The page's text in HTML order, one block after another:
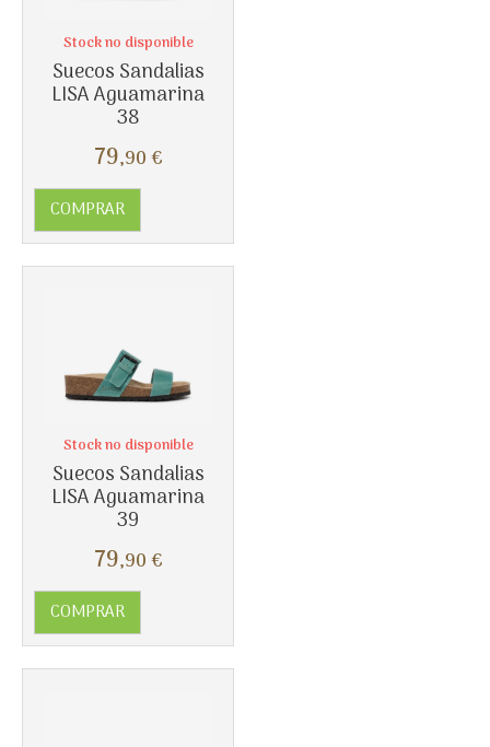
Suecos Sandalias
LISA Aguamarina
38
79,90 €
Stock no disponible
COMPRAR
Suecos Sandalias
LISA Aguamarina
39
79,90 €
Stock no disponible
COMPRAR
Más info
Más info